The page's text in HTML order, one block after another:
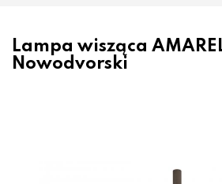
Lampa wisząca
Nowodvorski